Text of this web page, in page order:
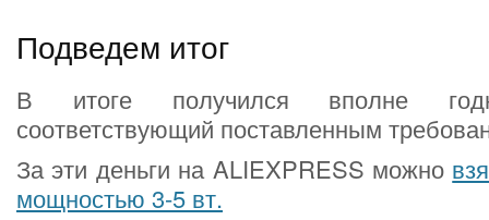
Подведем итог
В итоге получился вполне
соответствующий поставленным
За эти деньги на ALIEXPRESS можно
мощностью 3-5 вт.